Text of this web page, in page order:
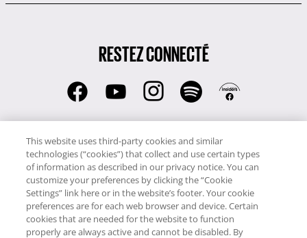
RESTEZ CONNECTÉ
01 41 91 96 52
RCI:
044 800 9108 (Suisse)
RCI Voyages:
01 41 91 96 53
This website uses third-party cookies and similar
technologies (“cookies”) that collect and use certain types
of information as described in our privacy notice. You can
customize your preferences by clicking the “Cookie
Settings” link here or in the website’s footer. Your cookie
preferences are for each web browser and device. Certain
cookies that are needed for the website to function
properly are always active and cannot be disabled. By